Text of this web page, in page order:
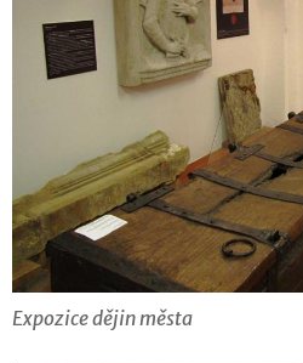
Expozice dějin města